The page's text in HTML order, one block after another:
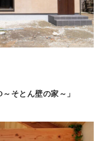
そとん壁の家～」